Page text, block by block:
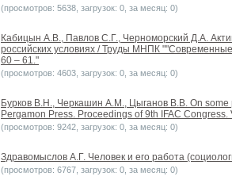
(просмотров: 5638, загрузок: 0, за месяц: 0)
Кабицын А.В., Павлов С.Г., Черноморский Д.А.
российских условиях / Труды МНПК
60 – 61."
(просмотров: 4603, загрузок: 0, за месяц: 0)
Бурков B.H., Черкашин А.М., Цыганов В.В. On
Pergamon Press. Proceedings of 9th IFAC Congress.
(просмотров: 9242, загрузок: 0, за месяц: 0)
Здравомыслов А.Г. Человек и его работа
(просмотров: 6767, загрузок: 0, за месяц: 0)